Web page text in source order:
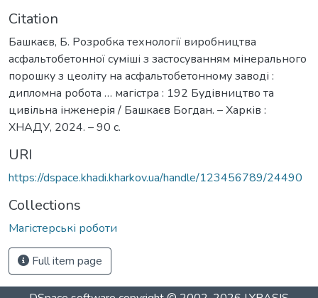
Citation
Башкаєв, Б. Розробка технології виробництва
асфальтобетонної суміші з застосуванням мінерального
порошку з цеоліту на асфальтобетонному заводі :
дипломна робота … магістра : 192 Будівництво та
цивільна інженерія / Башкаєв Богдан. – Харків :
ХНАДУ, 2024. – 90 с.
URI
https://dspace.khadi.kharkov.ua/handle/123456789/24490
Collections
Магістерські роботи
Full item page